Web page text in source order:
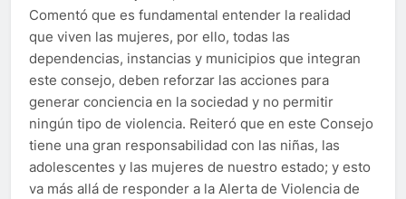
Comentó que es fundamental entender la realidad
que viven las mujeres, por ello, todas las
dependencias, instancias y municipios que integran
este consejo, deben reforzar las acciones para
generar conciencia en la sociedad y no permitir
ningún tipo de violencia. Reiteró que en este Consejo
tiene una gran responsabilidad con las niñas, las
adolescentes y las mujeres de nuestro estado; y esto
va más allá de responder a la Alerta de Violencia de